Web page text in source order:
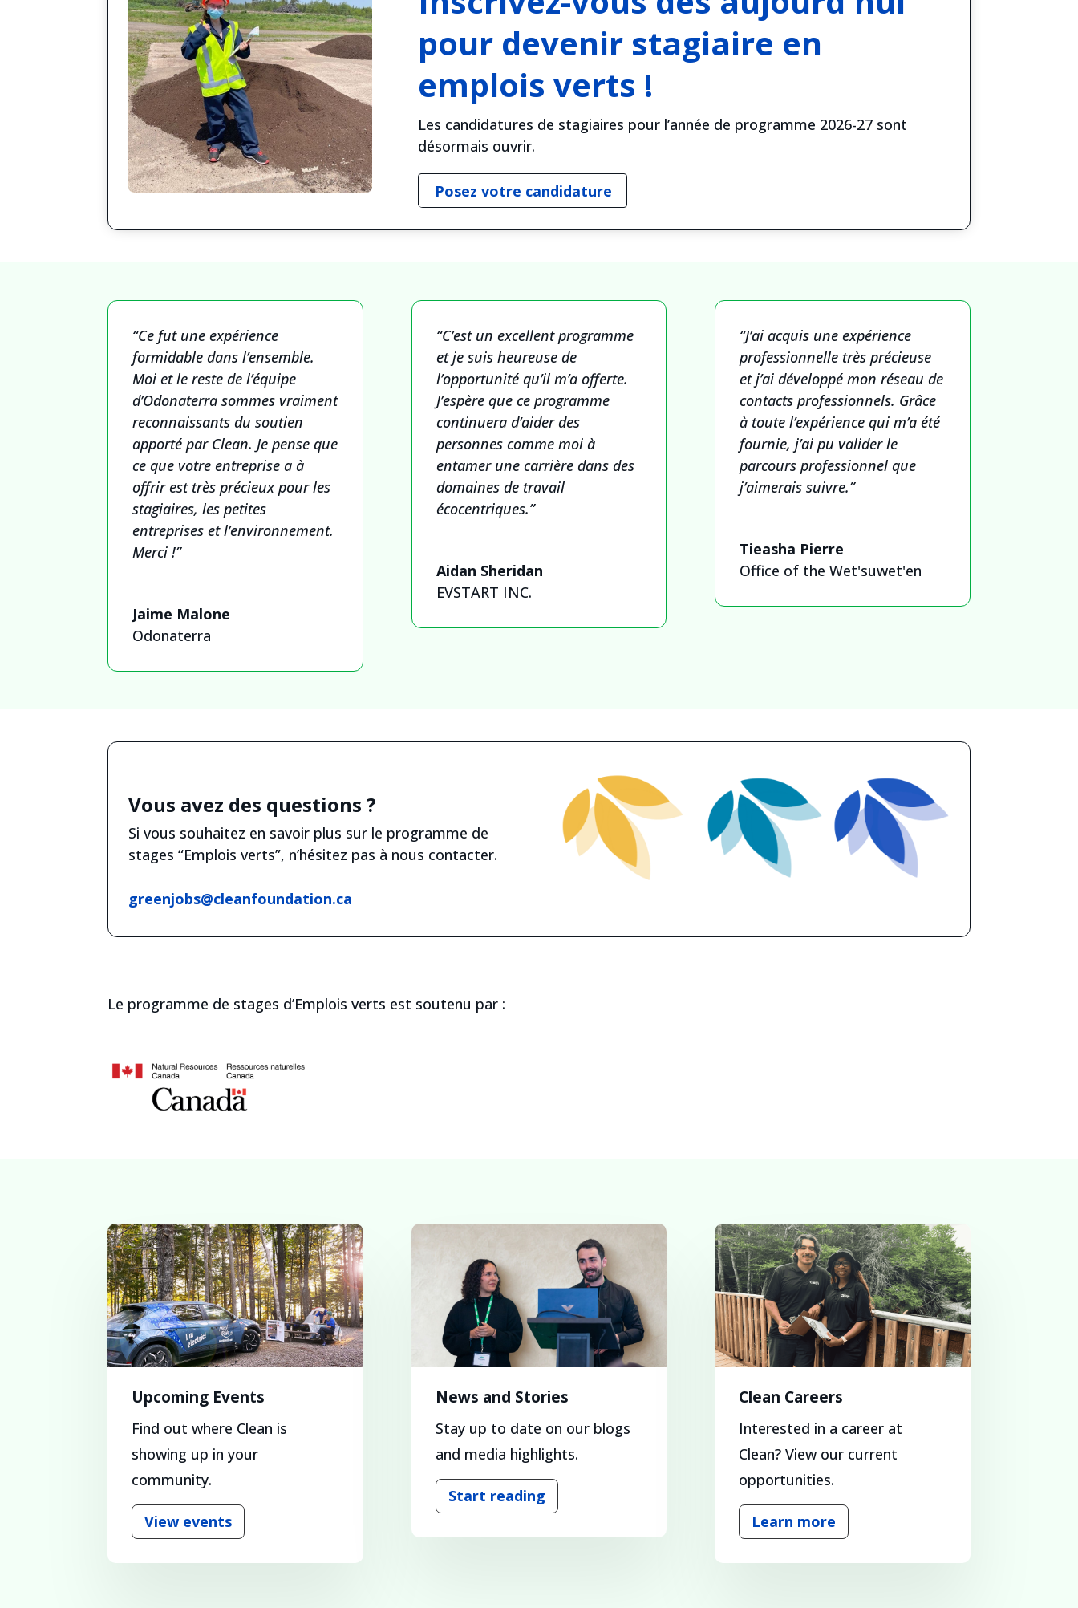
pour devenir stagiaire en
emplois verts !
Les candidatures de stagiaires pour l’année de programme 2026-27 sont
désormais ouvrir.
Posez votre candidature
“Ce fut une expérience
formidable dans l’ensemble.
Moi et le reste de l’équipe
d’Odonaterra sommes vraiment
reconnaissants du soutien
apporté par Clean. Je pense que
ce que votre entreprise a à
offrir est très précieux pour les
stagiaires, les petites
entreprises et l’environnement.
Merci !”
Jaime Malone
Odonaterra
“C’est un excellent programme
et je suis heureuse de
l’opportunité qu’il m’a offerte.
J’espère que ce programme
continuera d’aider des
personnes comme moi à
entamer une carrière dans des
domaines de travail
écocentriques.”
Aidan Sheridan
EVSTART INC.
“J’ai acquis une expérience
professionnelle très précieuse
et j’ai développé mon réseau de
contacts professionnels. Grâce
à toute l’expérience qui m’a été
fournie, j’ai pu valider le
parcours professionnel que
j’aimerais suivre.”
Tieasha Pierre
Office of the Wet'suwet'en
Vous avez des questions ?
Si vous souhaitez en savoir plus sur le programme de
stages “Emplois verts”, n’hésitez pas à nous contacter.
greenjobs@cleanfoundation.ca
Le programme de stages d’Emplois verts est soutenu par :
Upcoming Events
Find out where Clean is
showing up in your
community.
View events
News and Stories
Stay up to date on our blogs
and media highlights.
Start reading
Clean Careers
Interested in a career at
Clean? View our current
opportunities.
Learn more